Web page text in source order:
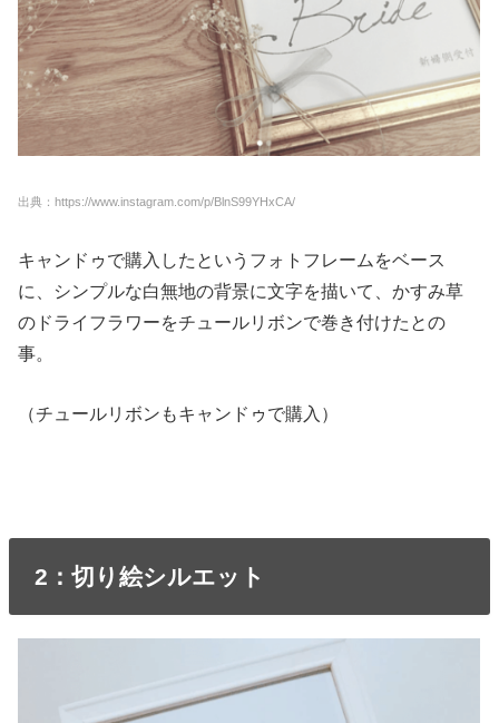
出典：https://www.instagram.com/p/BlnS99YHxCA/
キャンドゥで購入したというフォトフレームをベース
に、シンプルな白無地の背景に文字を描いて、かすみ草
のドライフラワーをチュールリボンで巻き付けたとの
事。
（チュールリボンもキャンドゥで購入）
2：切り絵シルエット